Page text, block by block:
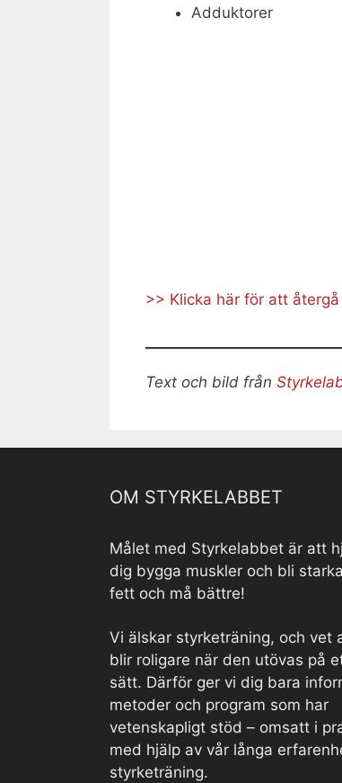
Adduktorer
>> Klicka här för att
Text och bild från
OM STYRKELABBET
Målet med Styrkelabbet är att
dig bygga muskler och bli
fett och må bättre!
Vi älskar styrketräning, och vet
blir roligare när den utövas på
sätt. Därför ger vi dig bara
metoder och program som har
vetenskapligt stöd – omsatt i
med hjälp av vår långa
styrketräning.